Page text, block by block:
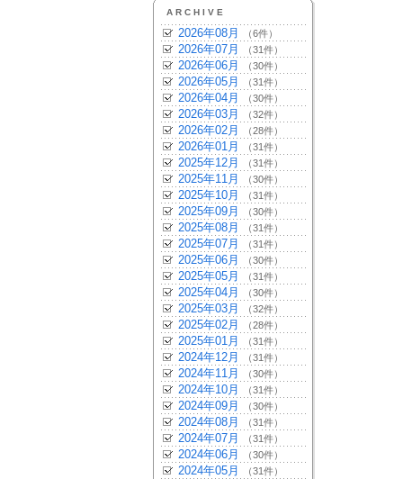
ARCHIVE
2026年08月 （6件）
2026年07月 （31件）
2026年06月 （30件）
2026年05月 （31件）
2026年04月 （30件）
2026年03月 （32件）
2026年02月 （28件）
2026年01月 （31件）
2025年12月 （31件）
2025年11月 （30件）
2025年10月 （31件）
2025年09月 （30件）
2025年08月 （31件）
2025年07月 （31件）
2025年06月 （30件）
2025年05月 （31件）
2025年04月 （30件）
2025年03月 （32件）
2025年02月 （28件）
2025年01月 （31件）
2024年12月 （31件）
2024年11月 （30件）
2024年10月 （31件）
2024年09月 （30件）
2024年08月 （31件）
2024年07月 （31件）
2024年06月 （30件）
2024年05月 （31件）